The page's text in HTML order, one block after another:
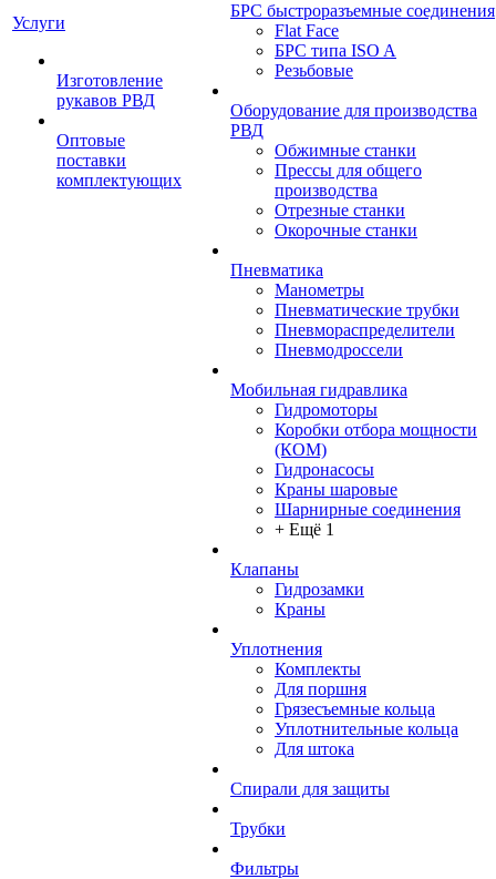
Услуги
Изготовление
рукавов РВД
Оптовые
поставки
комплектующих
БРС быстроразъемные соединения
Flat Face
БРС типа ISO A
Резьбовые
Оборудование для производства
РВД
Обжимные станки
Прессы для общего
производства
Отрезные станки
Окорочные станки
Пневматика
Манометры
Пневматические трубки
Пневмораспределители
Пневмодроссели
Мобильная гидравлика
Гидромоторы
Коробки отбора мощности
(КОМ)
Гидронасосы
Краны шаровые
Шарнирные соединения
+ Ещё 1
Клапаны
Гидрозамки
Краны
Уплотнения
Комплекты
Для поршня
Грязесъемные кольца
Уплотнительные кольца
Для штока
Спирали для защиты
Трубки
Фильтры